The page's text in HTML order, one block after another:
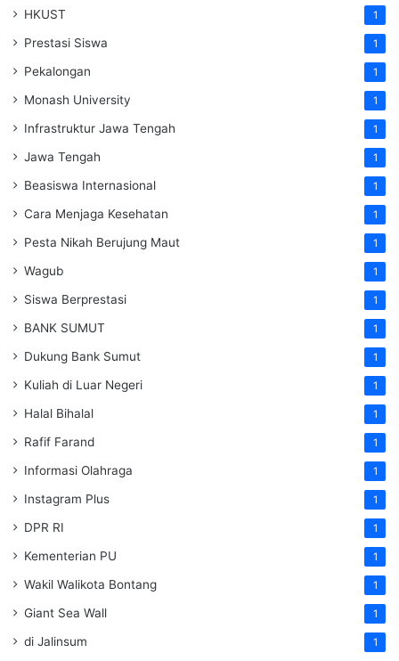
HKUST 1
Prestasi Siswa 1
Pekalongan 1
Monash University 1
Infrastruktur Jawa Tengah 1
Jawa Tengah 1
Beasiswa Internasional 1
Cara Menjaga Kesehatan 1
Pesta Nikah Berujung Maut 1
Wagub 1
Siswa Berprestasi 1
BANK SUMUT 1
Dukung Bank Sumut 1
Kuliah di Luar Negeri 1
Halal Bihalal 1
Rafif Farand 1
Informasi Olahraga 1
Instagram Plus 1
DPR RI 1
Kementerian PU 1
Wakil Walikota Bontang 1
Giant Sea Wall 1
di Jalinsum 1